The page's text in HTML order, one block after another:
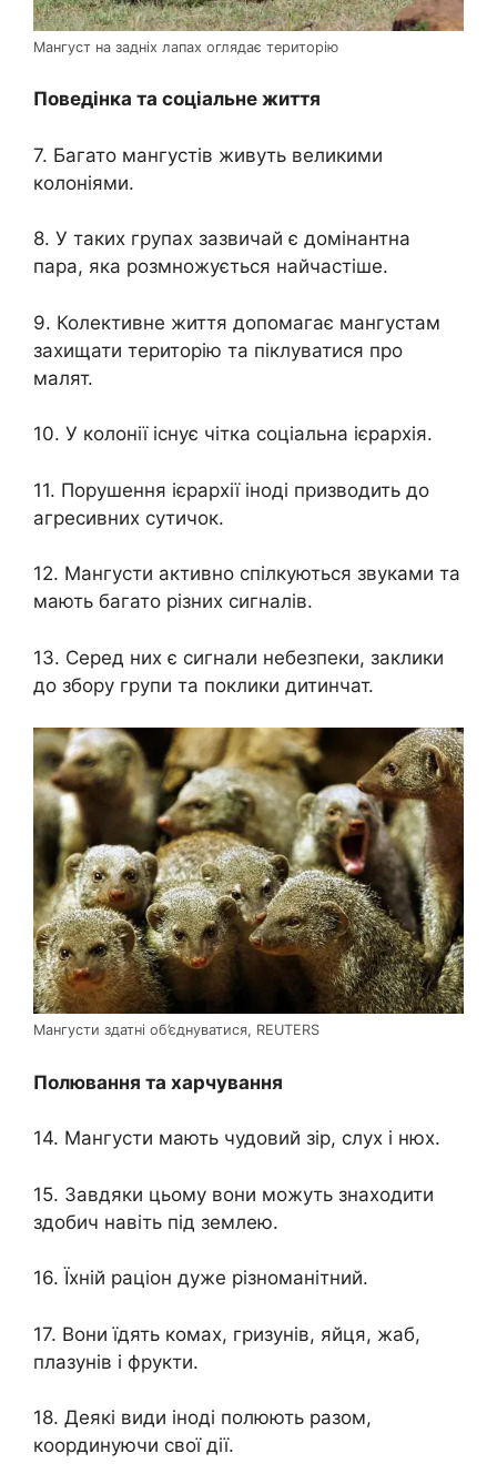
Мангуст на задніх лапах оглядає територію
Поведінка та соціальне життя
7. Багато мангустів живуть великими
колоніями.
8. У таких групах зазвичай є домінантна
пара, яка розмножується найчастіше.
9. Колективне життя допомагає мангустам
захищати територію та піклуватися про
малят.
10. У колонії існує чітка соціальна ієрархія.
11. Порушення ієрархії іноді призводить до
агресивних сутичок.
12. Мангусти активно спілкуються звуками та
мають багато різних сигналів.
13. Серед них є сигнали небезпеки, заклики
до збору групи та поклики дитинчат.
Мангусти здатні об’єднуватися, REUTERS
Полювання та харчування
14. Мангусти мають чудовий зір, слух і нюх.
15. Завдяки цьому вони можуть знаходити
здобич навіть під землею.
16. Їхній раціон дуже різноманітний.
17. Вони їдять комах, гризунів, яйця, жаб,
плазунів і фрукти.
18. Деякі види іноді полюють разом,
координуючи свої дії.